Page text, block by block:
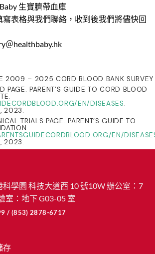
生寶臍帶血庫
寫表格與我們聯絡，收到後我們將儘快回
＠healthbaby.hk
2009 – 2025 CORD BLOOD BANK SURVEY
PAGE. PARENT’S GUIDE TO CORD BLOOD
EN/DISEASES.
2023.
TRIALS PAGE. PARENT’S GUIDE TO
EN/
2023.
學園 科技大道西 10 號10W 辦公室：7
室：地下 G03-05 室
/ (853) 2878-6717
存